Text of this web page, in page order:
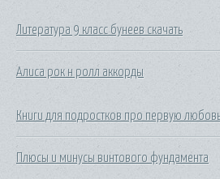
Литература 9 класс бунеев скачать
Алиса рок н ролл аккорды
Книги для подростков про первую
Плюсы и минусы винтового фундамента